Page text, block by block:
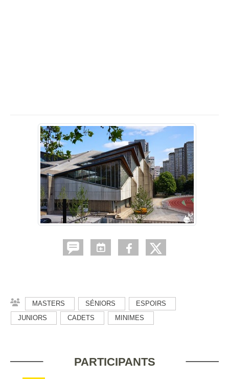
MASTERS SÉNIORS
ESPOIRS
JUNIORS
CADETS MINIMES
PARTICIPANTS